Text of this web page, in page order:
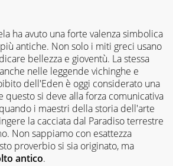
ha avuto una forte valenza simbolica
antiche. Non solo i miti greci usano
bellezza e gioventù. La stessa
nelle leggende vichinghe e
dell'Eden è oggi considerato una
questo si deve alla forza comunicativa
i maestri della storia dell'arte
la cacciata dal Paradiso terrestre
Non sappiamo con esattezza
proverbio si sia originato, ma
antico.